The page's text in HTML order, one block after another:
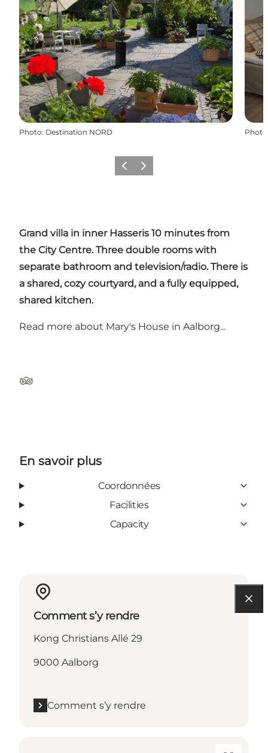
Photo: Destination NORD Photo
PrécédentSuivant
Grand villa in inner Hasseris 10 minutes from
the City Centre. Three double rooms with
separate bathroom and television/radio. There is
a shared, cozy courtyard, and a fully equipped,
shared kitchen.
Read more about Mary's House in Aalborg...
Tripadvisor
En savoir plus
Coordonnées
Facilities
Capacity
Comment s’y rendre
Kong Christians Allé 29
9000 Aalborg
Comment s’y rendre